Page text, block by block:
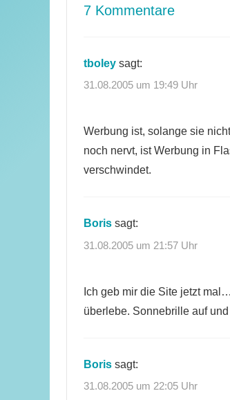
7 Kommentare
tboley sagt:
31.08.2005 um 19:49 Uhr
Werbung ist, solange sie
noch nervt, ist Werbung in
verschwindet.
Boris sagt:
31.08.2005 um 21:57 Uhr
Ich geb mir die Site jetzt
überlebe. Sonnebrille auf
Boris sagt:
31.08.2005 um 22:05 Uhr